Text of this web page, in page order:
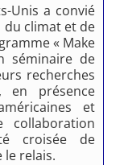
Unis a convié
du climat et de
« Make
séminaire de
recherches
en présence
et
collaboration
croisée de
relais.